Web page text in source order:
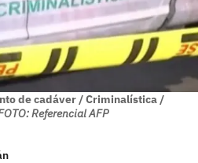
de cadáver / Criminalística /
Referencial AFP